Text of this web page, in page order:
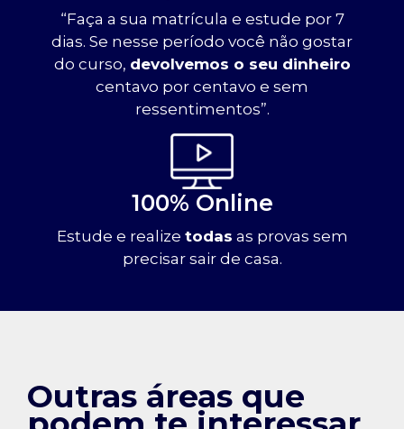
“Faça a sua matrícula e estude por 7
dias. Se nesse período você não gostar
do curso, devolvemos o seu dinheiro
centavo por centavo e sem
ressentimentos”.
100% Online
Estude e realize todas as provas sem
precisar sair de casa.
Outras áreas que